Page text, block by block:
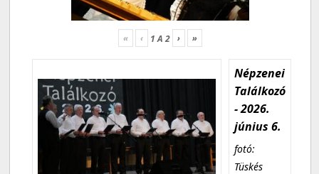
« ‹ 1A2 › »
Népzenei
Találkozó
- 2026.
június 6.
fotó:
Tüskés